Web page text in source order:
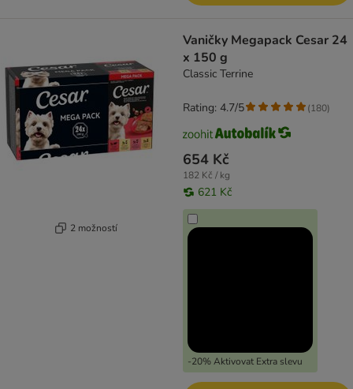
2 možností
Vaničky Megapack Cesar 24
x 150 g
Classic Terrine
654 Kč
182 Kč / kg
621 Kč
-20% Aktivovat Extra slevu
Rating: 4.7/5 (180)